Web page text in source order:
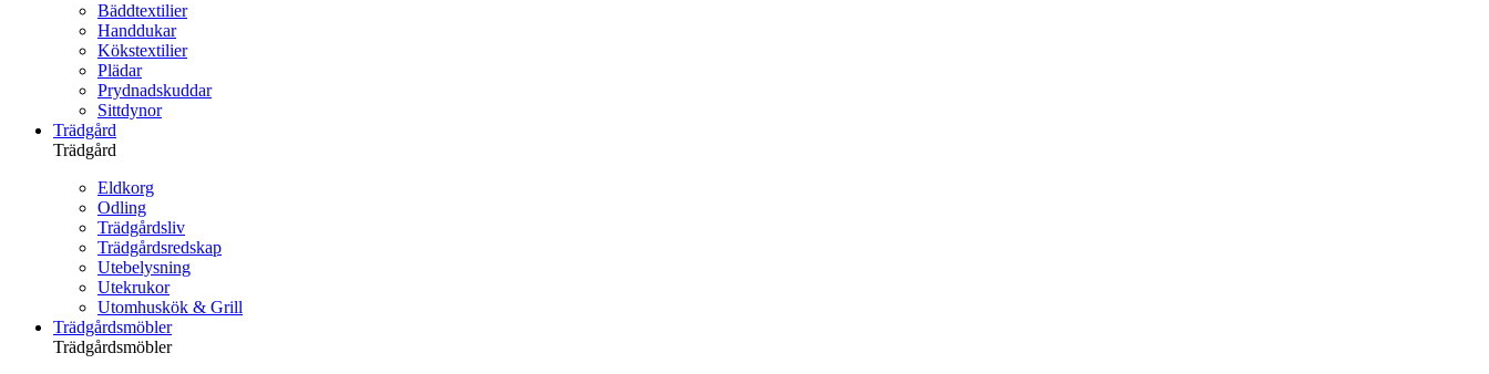
Bäddtextilier
Handdukar
Kökstextilier
Plädar
Prydnadskuddar
Sittdynor
Trädgård
Trädgård
Eldkorg
Odling
Trädgårdsliv
Trädgårdsredskap
Utebelysning
Utekrukor
Utomhuskök & Grill
Trädgårdsmöbler
Trädgårdsmöbler